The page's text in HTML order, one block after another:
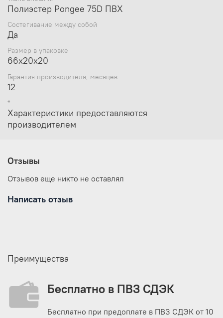
коврика, а также невероятный комфорт и тепло во
Полиэстер Pongee 75D ПВХ
Состегивание между собой
Да
Размер в упаковке
66х20х20
Гарантия производителя, месяцев
12
*
Характеристики предоставляются
производителем
Отзывы
Отзывов еще никто не оставлял
Написать отзыв
Преимущества
Бесплатно в ПВЗ СДЭК
Бесплатно при предоплате в ПВЗ СДЭК от 10